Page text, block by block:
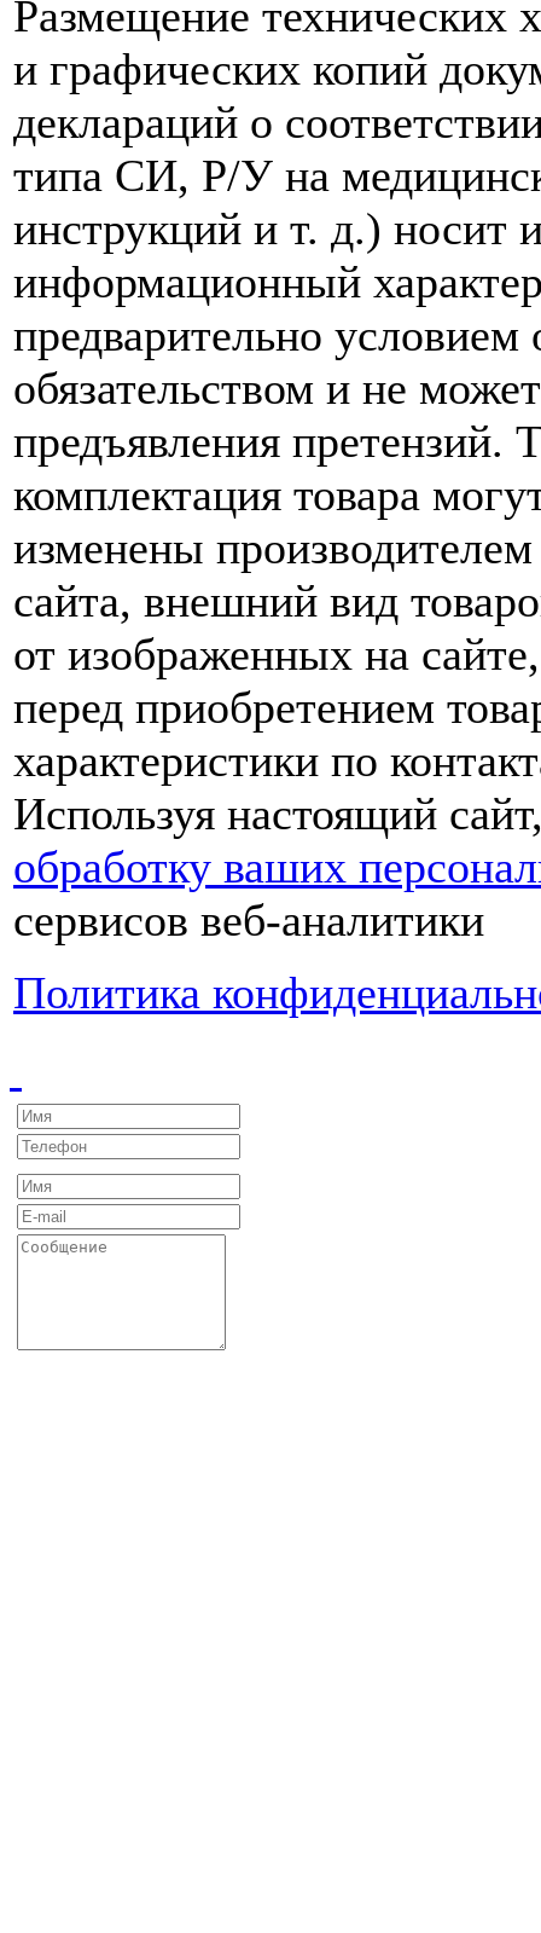
Размещение технических
и графических копий
деклараций о
типа СИ, Р/У на
инструкций и т. д.) носит
информационный
предварительно условием
обязательством и не
предъявления претензий.
комплектация товара
изменены производителем
сайта, внешний вид
от изображенных на
перед приобретением
характеристики по
Используя настоящий
обработку ваших
сервисов веб-аналитики
Политика